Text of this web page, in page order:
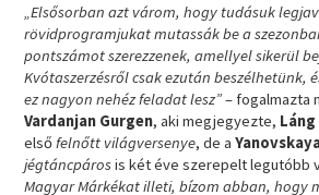
„Elsősorban azt várom, hogy tudásuk
rövidprogramjukat mutassák be a
pontszámot szerezzenek, amellyel sikerül
Kvótaszerzésről csak ezután beszélhetünk,
ez nagyon nehéz feladat lesz”– fogalmazta
Vardanjan Gurgen, aki megjegyezte,
elsőfelnőtt világversenye, de a
jégtáncpárosis két éve szerepelt legutóbb
Magyar Márkékat illeti, bízom abban, hogy